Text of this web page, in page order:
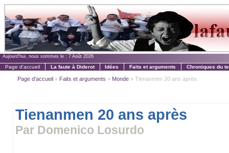
Aujourd'hui, nous sommes le : 7 Août 2026
Page d'accueil La faute à Diderot Idées Faits et arguments Chroniques du
Page d'accueil » Faits et arguments » Monde » Tienanmen 20 ans après
Tienanmen 20 ans après
Par Domenico Losurdo